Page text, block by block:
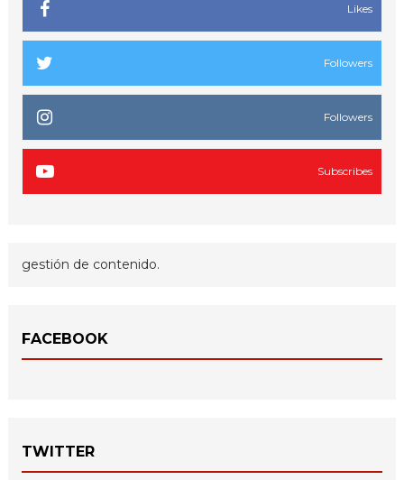
Likes
Followers
Followers
Subscribes
gestión de contenido.
FACEBOOK
TWITTER